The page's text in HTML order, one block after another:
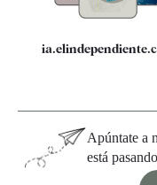
Apúntate a
está pasando